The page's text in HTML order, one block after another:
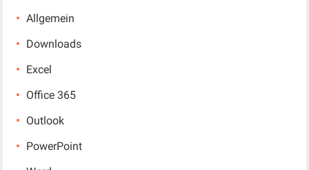
Allgemein
Downloads
Excel
Office 365
Outlook
PowerPoint